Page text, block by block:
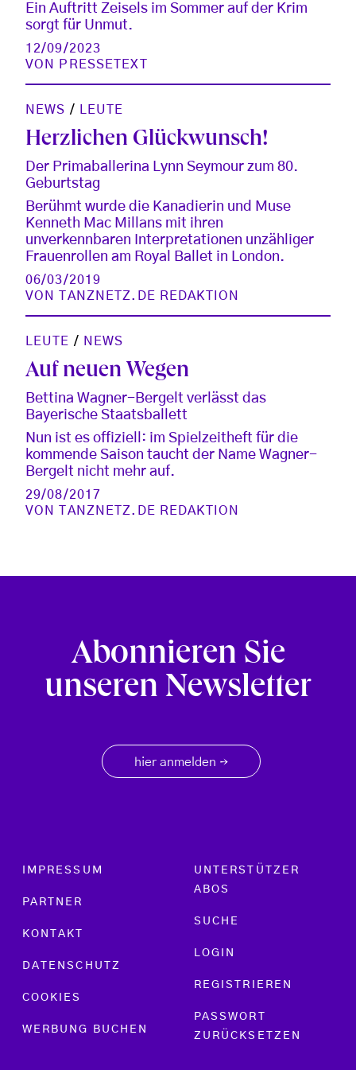
Ein Auftritt Zeisels im Sommer auf der Krim
sorgt für Unmut.
12/09/2023
VON
PRESSETEXT
NEWS / LEUTE
Herzlichen Glückwunsch!
Der Primaballerina Lynn Seymour zum 80.
Geburtstag
Berühmt wurde die Kanadierin und Muse
Kenneth Mac Millans mit ihren
unverkennbaren Interpretationen unzähliger
Frauenrollen am Royal Ballet in London.
06/03/2019
VON
TANZNETZ.DE REDAKTION
LEUTE / NEWS
Auf neuen Wegen
Bettina Wagner-Bergelt verlässt das
Bayerische Staatsballett
Nun ist es offiziell: im Spielzeitheft für die
kommende Saison taucht der Name Wagner-
Bergelt nicht mehr auf.
29/08/2017
VON
TANZNETZ.DE REDAKTION
Abonnieren Sie
unseren Newsletter
hier anmelden →
Footer menu
IMPRESSUM
PARTNER
KONTAKT
DATENSCHUTZ
COOKIES
WERBUNG BUCHEN
UNTERSTÜTZER
ABOS
SUCHE
LOGIN
REGISTRIEREN
PASSWORT
ZURÜCKSETZEN